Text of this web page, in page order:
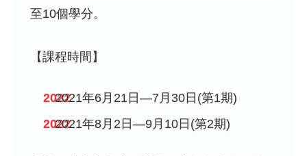
至10個學分。
【課程時間】
2021年6月21日—7月30日(第1期)
2021年8月2日—9月10日(第2期)